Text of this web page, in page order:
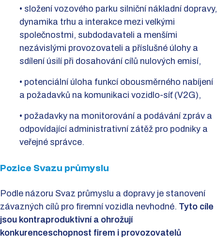
• složení vozového parku silniční nákladní dopravy,
dynamika trhu a interakce mezi velkými
společnostmi, subdodavateli a menšími
nezávislými provozovateli a příslušné úlohy a
sdílení úsilí při dosahování cílů nulových emisí,
• potenciální úloha funkcí obousměrného nabíjení
a požadavků na komunikaci vozidlo-síť (V2G),
• požadavky na monitorování a podávání zpráv a
odpovídající administrativní zátěž pro podniky a
veřejné správce.
Pozice Svazu průmyslu
Podle názoru Svaz průmyslu a dopravy je stanovení
závazných cílů pro firemní vozidla nevhodné. Tyto cíle
jsou kontraproduktivní a ohrožují
konkurenceschopnost firem i provozovatelů